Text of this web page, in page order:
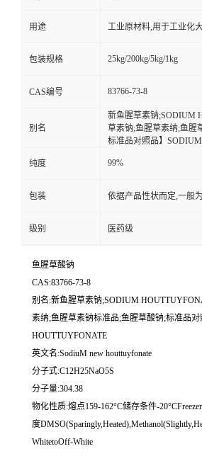
用途 工业原材料,用于工业化
包装规格 25kg/200kg/5kg/1kg
CAS编号 83766-73-8
别名
新鱼腥草素钠;SODIUM
草素钠;鱼腥草素纳;鱼腥
标准品对照品】
纯度 99%
包装 依据产品性状而定,一般
级别 医药级
鱼腥草酸钠
CAS:83766-73-8
别名:新鱼腥草素钠;SODIUM
素纳;鱼腥草素钠标准品;鱼腥草酸钠;标准品
HOUTTUYFONATE
英文名:SodiuM new houttuyfonate
分子式:C12H25NaO5S
分子量:304.38
物化性质:熔点159-162°C储存条件-
度
WhitetoOff-White